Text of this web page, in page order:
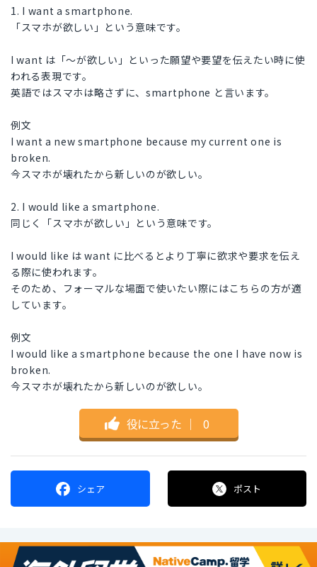
1. I want a smartphone.
「スマホが欲しい」という意味です。
I want は「～が欲しい」といった願望や要望を伝えたい時に使
われる表現です。
英語ではスマホは略さずに、smartphone と言います。
例文
I want a new smartphone because my current one is
broken.
今スマホが壊れたから新しいのが欲しい。
2. I would like a smartphone.
同じく「スマホが欲しい」という意味です。
I would like は want に比べるとより丁寧に欲求や要求を伝え
る際に使われます。
そのため、フォーマルな場面で使いたい際にはこちらの方が適
しています。
例文
I would like a smartphone because the one I have now is
broken.
今スマホが壊れたから新しいのが欲しい。
役に立った ｜ 0
シェア ポスト